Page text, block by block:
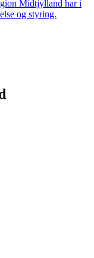
Midtjylland har i
og styring.